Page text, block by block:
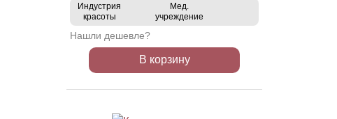
Индустрия
красоты
Мед.
учреждение
Нашли дешевле?
В корзину